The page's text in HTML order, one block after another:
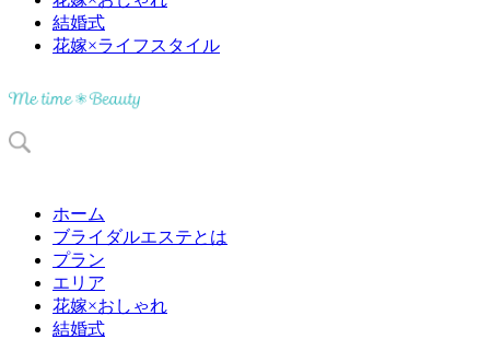
結婚式
花嫁×ライフスタイル
ホーム
ブライダルエステとは
プラン
エリア
花嫁×おしゃれ
結婚式